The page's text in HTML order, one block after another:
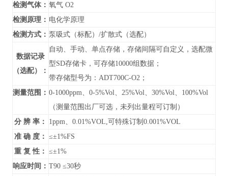
检测气体： 氧气 O2
检测原理： 电化学原理
检测方式： 泵吸式（标配）/扩散式（选配）
数据记录
（选配）：
自动、手动、单点存储，存储间隔可自定义，选配微
型SD存储卡，可存储10000组数据；
带存储型号为：ADT700C-O2；
测量范围： 0-1000ppm、0-5%Vol、25%Vol、30%Vol、100%Vol
（测量范围出厂可选，未列出量程可订制）
分 辨 率：
1ppm、0.01%VOL,可特殊订制0.001%VOL
准 确 度： ≤±1%FS
重 复 性： ≤±1%
响应时间： T90 ≤30秒